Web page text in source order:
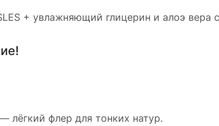
+ увлажняющий глицерин и алоэ
— лёгкий флер для тонких натур.